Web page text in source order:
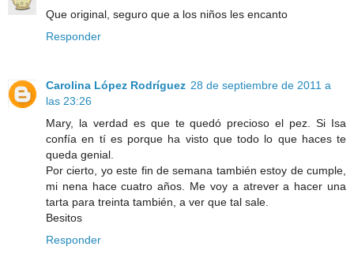
Que original, seguro que a los niños les encanto
Responder
Carolina López Rodríguez 28 de septiembre de 2011 a
las 23:26
Mary, la verdad es que te quedó precioso el pez. Si Isa
confía en tí es porque ha visto que todo lo que haces te
queda genial.
Por cierto, yo este fin de semana también estoy de cumple,
mi nena hace cuatro años. Me voy a atrever a hacer una
tarta para treinta también, a ver que tal sale.
Besitos
Responder